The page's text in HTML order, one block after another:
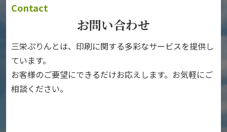
Contact
お問い合わせ
三栄ぷりんとは、印刷に関する多彩なサービスを提供し
ています。
お客様のご要望にできるだけお応えします。お気軽にご
相談ください。